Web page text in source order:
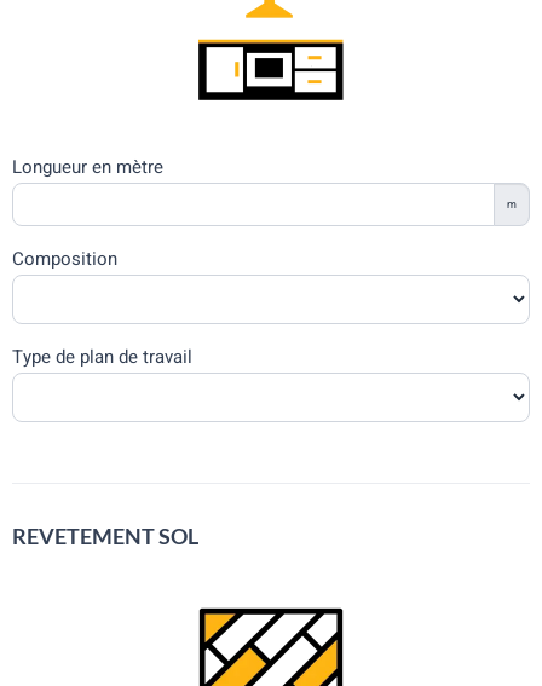
Longueur en mètre
m
Composition
Type de plan de travail
REVETEMENT SOL